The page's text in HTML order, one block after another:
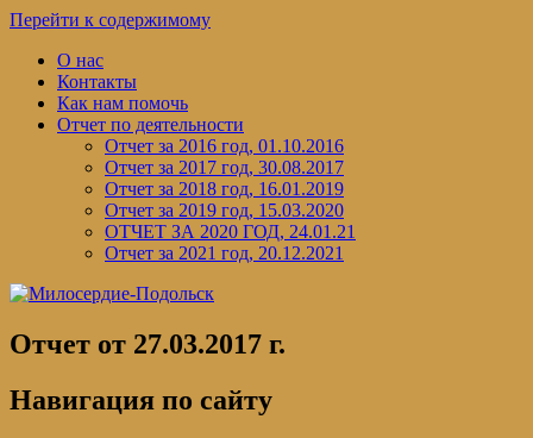
Перейти к содержимому
О нас
Контакты
Как нам помочь
Отчет по деятельности
Отчет за 2016 год, 01.10.2016
Отчет за 2017 год, 30.08.2017
Отчет за 2018 год, 16.01.2019
Отчет за 2019 год, 15.03.2020
ОТЧЕТ ЗА 2020 ГОД, 24.01.21
Отчет за 2021 год, 20.12.2021
Отчет от 27.03.2017 г.
Навигация по сайту